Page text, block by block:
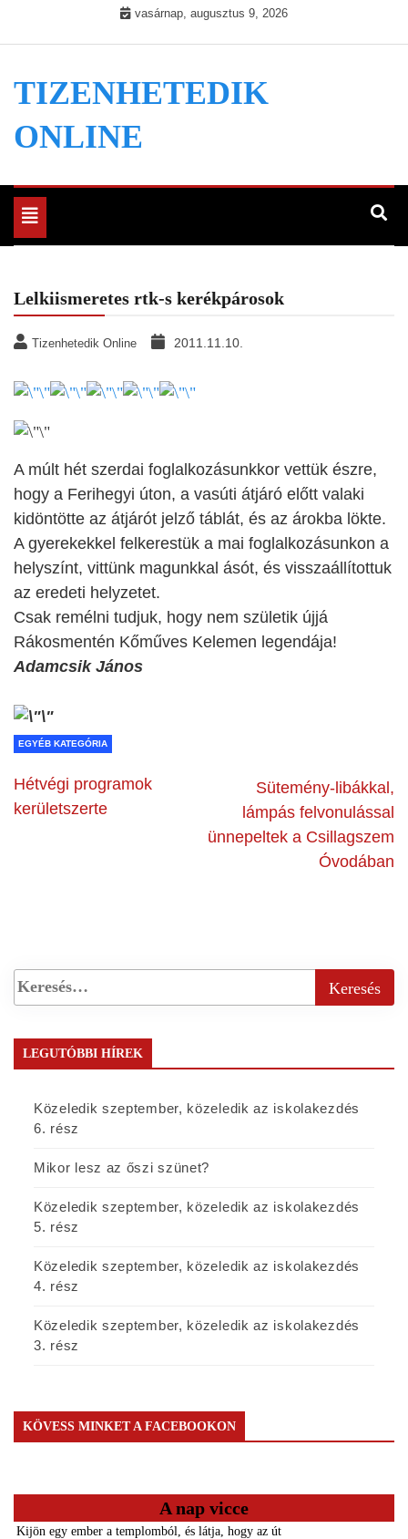
vasárnap, augusztus 9, 2026
TIZENHETEDIK
ONLINE
Toggle
navigation
Lelkiismeretes rtk-s kerékpárosok
Tizenhetedik Online 2011.11.10.
A múlt hét szerdai foglalkozásunkkor vettük észre,
hogy a Ferihegyi úton, a vasúti átjáró előtt valaki
kidöntötte az átjárót jelző táblát, és az árokba lökte.
A gyerekekkel felkerestük a mai foglalkozásunkon a
helyszínt, vittünk magunkkal ásót, és visszaállítottuk
az eredeti helyzetet.
Csak remélni tudjuk, hogy nem születik újjá
Rákosmentén Kőműves Kelemen legendája!
Adamcsik János
EGYÉB KATEGÓRIA
Hétvégi programok
kerületszerte
Sütemény-libákkal,
lámpás felvonulással
ünnepeltek a Csillagszem
Óvodában
LEGUTÓBBI HÍREK
Közeledik szeptember, közeledik az iskolakezdés
6. rész
Mikor lesz az őszi szünet?
Közeledik szeptember, közeledik az iskolakezdés
5. rész
Közeledik szeptember, közeledik az iskolakezdés
4. rész
Közeledik szeptember, közeledik az iskolakezdés
3. rész
KÖVESS MINKET A FACEBOOKON
A nap vicce